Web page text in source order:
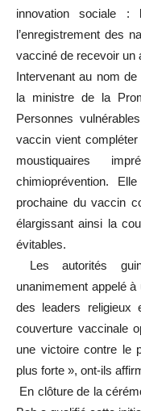
innovation sociale :
l’enregistrement des
vacciné de recevoir un
Intervenant au nom
la ministre de la
Personnes
vaccin vient
moustiquaires
chimioprévention.
prochaine du vaccin
élargissant ainsi la
évitables.
Les autorités
unanimement appelé
des leaders religieux
couverture vaccinale
une victoire contre le
plus forte », ont-ils
En clôture de la